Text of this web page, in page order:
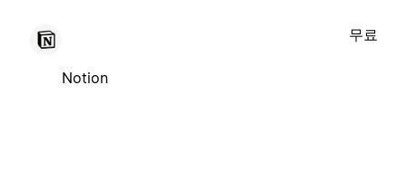
Notion
무료